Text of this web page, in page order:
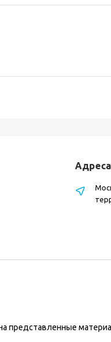
представленные